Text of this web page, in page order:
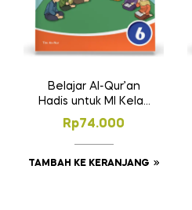
Belajar Al-Qur’an
Hadis untuk MI Kelas
VI
Rp74.000
TAMBAH KE KERANJANG